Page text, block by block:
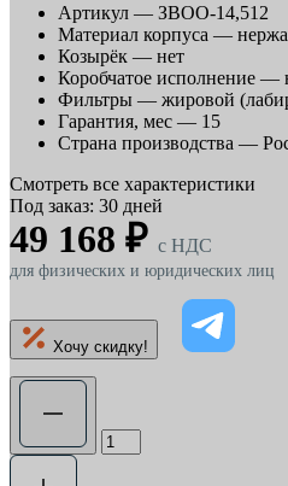
Артикул — ЗВОО-14,512
Материал корпуса —
Козырёк — нет
Коробчатое исполнение —
Фильтры — жировой
Гарантия, мес — 15
Страна производства —
Смотреть все характеристики
Под заказ: 30 дней
49 168 ₽ c НДС
для физических и юридических лиц
Хочу скидку!